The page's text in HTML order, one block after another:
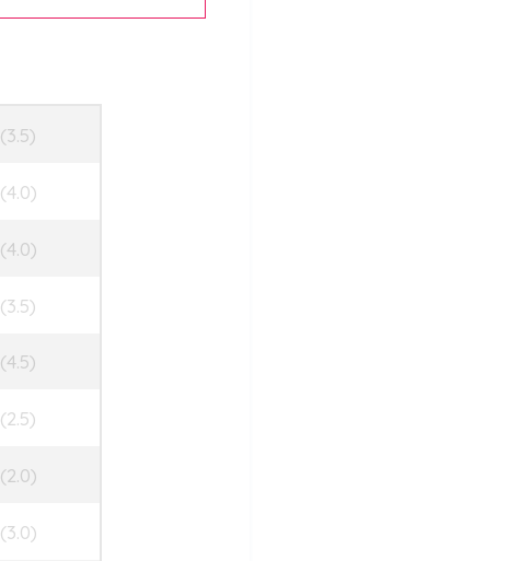
(3.5)
(4.0)
(4.0)
(3.5)
(4.5)
(2.5)
(2.0)
(3.0)